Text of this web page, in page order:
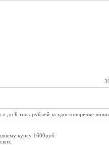
и до 6 тыс. рублей за удостоверение
курсу 1600руб.